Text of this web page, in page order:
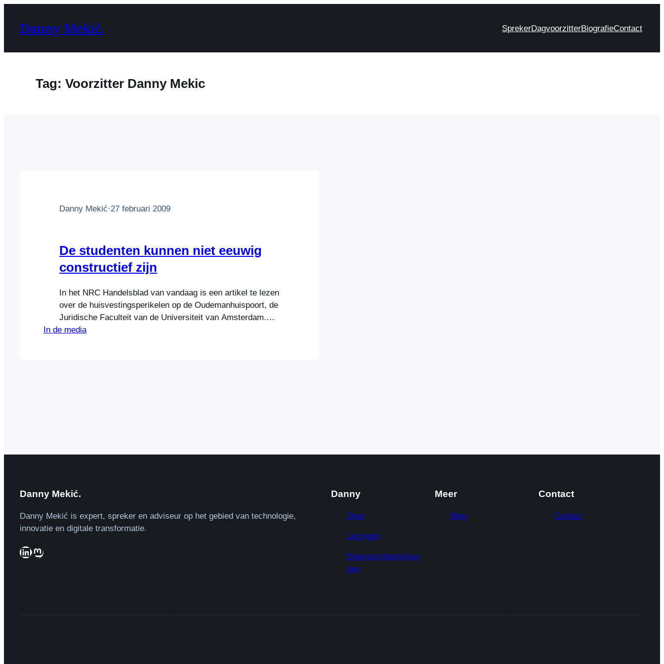
naar
inhoud
Danny Mekić. SprekerDagvoorzitterBiografieContact
Tag: Voorzitter Danny Mekic
Danny Mekić·27 februari 2009
De studenten kunnen niet eeuwig
constructief zijn
In het NRC Handelsblad van vandaag is een artikel te lezen
over de huisvestingsperikelen op de Oudemanhuispoort, de
Juridische Faculteit van de Universiteit van Amsterdam.
Het College van Bestuur verstopt zich al enkele maanden
In de media
Danny Mekić.
Danny Mekić is expert, spreker en adviseur op het gebied van technologie,
innovatie en digitale transformatie.
LinkedIn Mastodon
Danny
Over
Lezingen
Dagvoorzitterschap
pen
Meer
Blog
Contact
Contact